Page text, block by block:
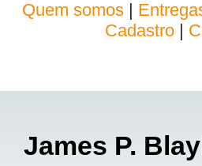
Quem somos
Cadastro
James P.